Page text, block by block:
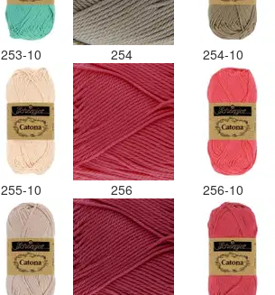
253-10 254 254-10
255-10 256 256-10